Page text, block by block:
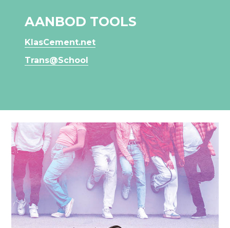
AANBOD TOOLS
KlasCement.net
Trans@School